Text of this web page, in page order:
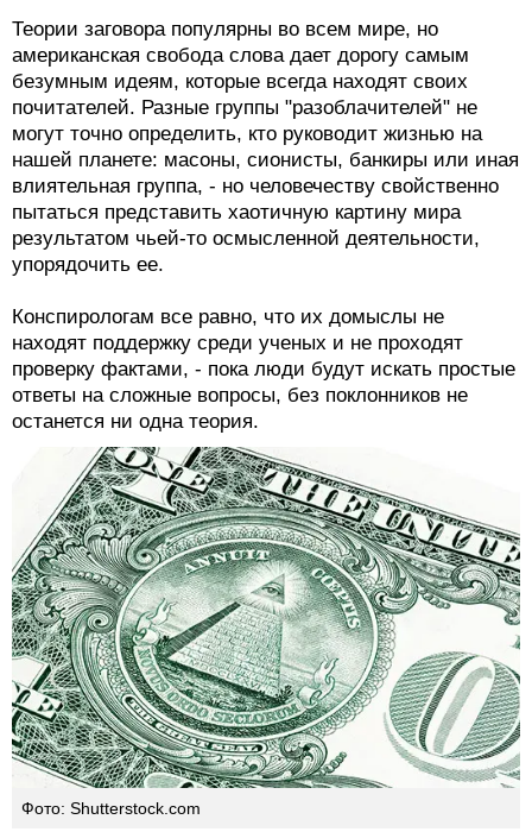
Теории заговора популярны во всем мире, но
американская свобода слова дает дорогу самым
безумным идеям, которые всегда находят своих
почитателей. Разные группы "разоблачителей" не
могут точно определить, кто руководит жизнью на
нашей планете: масоны, сионисты, банкиры или иная
влиятельная группа, - но человечеству свойственно
пытаться представить хаотичную картину мира
результатом чьей-то осмысленной деятельности,
упорядочить ее.
Конспирологам все равно, что их домыслы не
находят поддержку среди ученых и не проходят
проверку фактами, - пока люди будут искать простые
ответы на сложные вопросы, без поклонников не
останется ни одна теория.
Фото: Shutterstock.com